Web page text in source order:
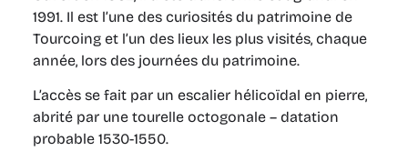
1991. Il est l’une des curiosités du patrimoine de
Tourcoing et l’un des lieux les plus visités, chaque
année, lors des journées du patrimoine.
L’accès se fait par un escalier hélicoïdal en pierre,
abrité par une tourelle octogonale – datation
probable 1530-1550.